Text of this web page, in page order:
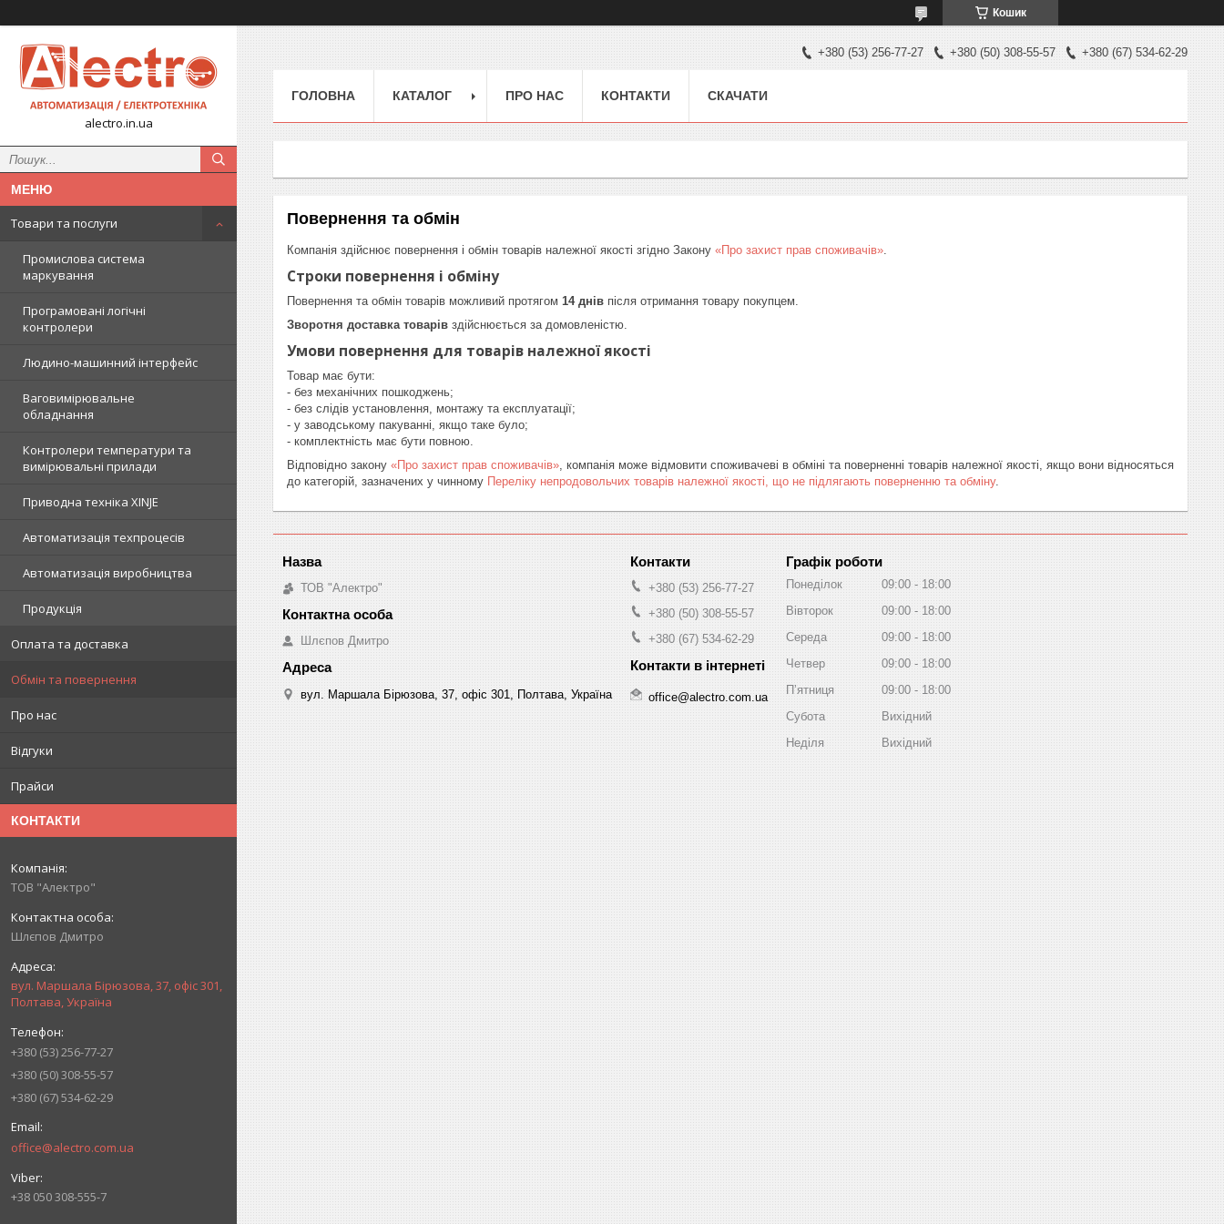
Кошик
alectro.in.ua
Товари та послуги
Промислова система
маркування
Програмовані логічні
контролери
Людино-машинний інтерфейс
Ваговимірювальне
обладнання
Контролери температури та
вимірювальні прилади
Приводна техніка XINJE
Автоматизація техпроцесів
Автоматизація виробництва
Продукція
Оплата та доставка
Обмін та повернення
Про нас
Відгуки
Прайси
КОНТАКТИ
ТОВ "Алектро"
Шлєпов Дмитро
вул. Маршала Бірюзова, 37, офіс 301,
Полтава, Україна
+380 (53) 256-77-27
+380 (50) 308-55-57
+380 (67) 534-62-29
office@alectro.com.ua
+38 050 308-555-7
+380 (53) 256-77-27 +380 (50) 308-55-57 +380 (67) 534-62-29
ГОЛОВНА КАТАЛОГ ПРО НАС КОНТАКТИ СКАЧАТИ
Повернення та обмін
Компанія здійснює повернення і обмін товарів належної якості згідно Закону «Про захист прав споживачів»
Строки повернення і обміну
Повернення та обмін товарів можливий протягом 14 днів після отримання товару покупцем.
Зворотня доставка товарів здійснюється за домовленістю.
Умови повернення для товарів належної якості
Товар має бути:
- без механічних пошкоджень;
- без слідів установлення, монтажу та експлуатації;
- у заводському пакуванні, якщо таке було;
- комплектність має бути повною.
Відповідно закону «Про захист прав споживачів» , компанія може відмовити споживачеві в обміні та поверненні товарів належної якості, якщо вони відносяться
до категорій, зазначених у чинному Переліку непродовольчих товарів належної якості, що не підлягають поверненню та обміну.
ТОВ "Алектро"
Шлєпов Дмитро
вул. Маршала Бірюзова, 37, офіс 301, Полтава, Україна
+380 (53) 256-77-27
+380 (50) 308-55-57
+380 (67) 534-62-29
office@alectro.com.ua
Графік роботи
Понеділок 09:00
18:00
Вівторок
09:00
18:00
Середа
09:00
18:00
Четвер
09:00
18:00
Пʼятниця
09:00
18:00
Субота
Вихідний
Неділя
Вихідний